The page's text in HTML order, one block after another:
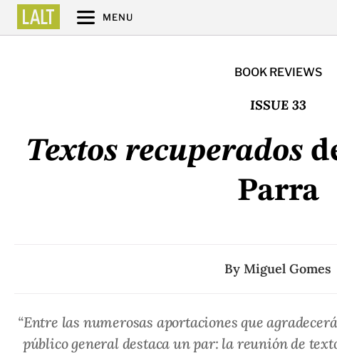
MENU
BOOK REVIEWS
ISSUE 33
Textos recuperados
Parra
By Miguel Gomes
“Entre las numerosas aportaciones que
público general destaca un par: la reunión de